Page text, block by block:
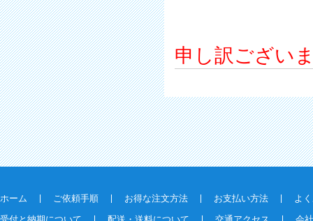
申し訳ござい
ホーム ご依頼手順 お得な注文方法 お支払い方法
よ